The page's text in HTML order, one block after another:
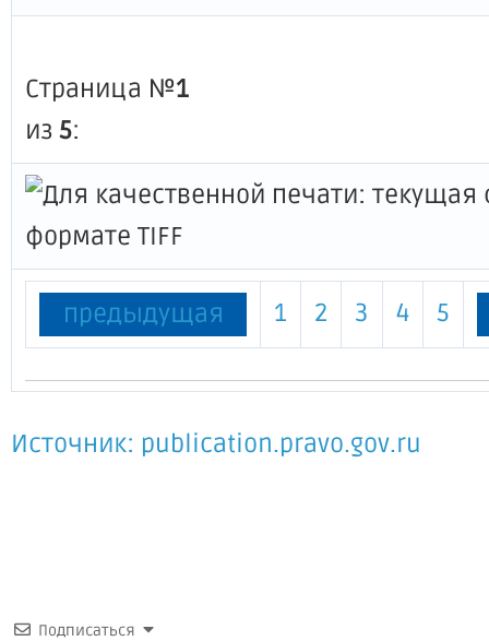
Страница №1
из 5:
предыдущая 1 2 3 4 5
Источник: publication.pravo.gov.ru
Подписаться